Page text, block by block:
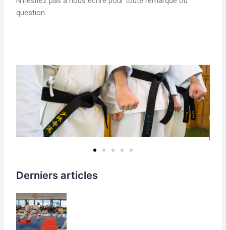
question.
Derniers articles